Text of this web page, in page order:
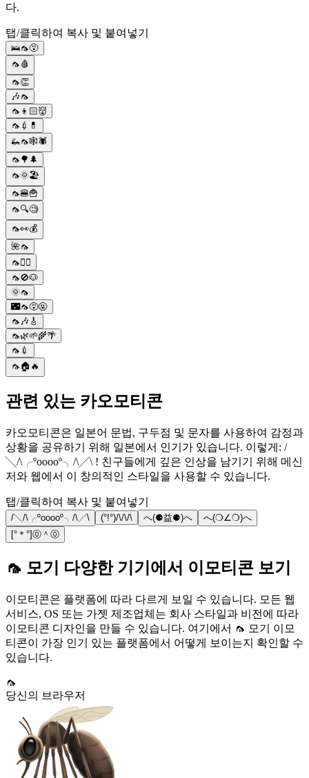
다.
탭/클릭하여 복사 및 붙여넣기
🛌🦟😵
🦟🩸
🦟👏
🎶🦟
🦟👦🏻👹
🦟💉💊
🦗🦟🕸🕷
🦟🌳🌲
🦟🌞🏖️
🦟🍔🍟
🦟🔍🧐
🦟👀💰
🌺🦟
🦟🏃‍♂️
🦟🚫🐶
🌞🦟
🌃🦟😵🤬
🦟🎶🎸
🦟🌿🌱🌾🌴
🦟💉
🦟🏠🔥
관련 있는 카오모티콘
카오모티콘은 일본어 문법, 구두점 및 문자를 사용하여 감정과
상황을 공유하기 위해 일본에서 인기가 있습니다. 이렇게: /
╲/\╭ºooooº╮/\╱\ ! 친구들에게 깊은 인상을 남기기 위해 메신
저와 웹에서 이 창의적인 스타일을 사용할 수 있습니다.
탭/클릭하여 복사 및 붙여넣기
/╲/\╭ºooooº╮/\╱\ (°!°)/\/\/\ へ(⚈益⚈)へ
へ(❍∠❍)へ
[°＊°]⓪＾⓪
🦟 모기 다양한 기기에서 이모티콘 보기
이모티콘은 플랫폼에 따라 다르게 보일 수 있습니다. 모든 웹
서비스, OS 또는 가젯 제조업체는 회사 스타일과 비전에 따라
이모티콘 디자인을 만들 수 있습니다. 여기에서 🦟 모기 이모
티콘이 가장 인기 있는 플랫폼에서 어떻게 보이는지 확인할 수
있습니다.
🦟
당신의 브라우저